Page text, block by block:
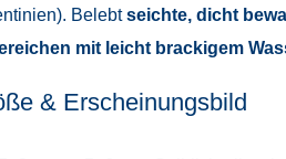
Belebtseichte, dicht
mit leicht brackigem
& Erscheinungsbild